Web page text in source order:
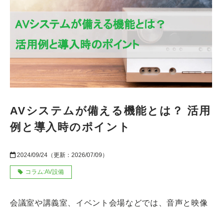
AVシステムが備える機能とは？ 活用
例と導入時のポイント
2024/09/24 （更新： 2026/07/09 ）
コラム:AV設備
会議室や講義室、イベント会場などでは、音声と映像